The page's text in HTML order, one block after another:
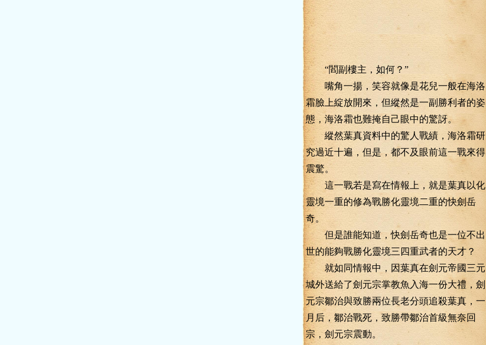
“閻副樓主，如何？”
嘴角一揚，笑容就像是花兒一般在海洛
霜臉上綻放開來，但縱然是一副勝利者的姿
態，海洛霜也難掩自己眼中的驚訝。
縱然葉真資料中的驚人戰績，海洛霜研
究過近十遍，但是，都不及眼前這一戰來得
震驚。
這一戰若是寫在情報上，就是葉真以化
靈境一重的修為戰勝化靈境二重的快劍岳
奇。
但是誰能知道，快劍岳奇也是一位不出
世的能夠戰勝化靈境三四重武者的天才？
就如同情報中，因葉真在劍元帝國三元
城外送給了劍元宗掌教魚入海一份大禮，劍
元宗鄒治與致勝兩位長老分頭追殺葉真，一
月后，鄒治戰死，致勝帶鄒治首級無奈回
宗，劍元宗震動。